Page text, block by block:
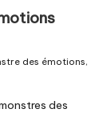
des émotions,
des